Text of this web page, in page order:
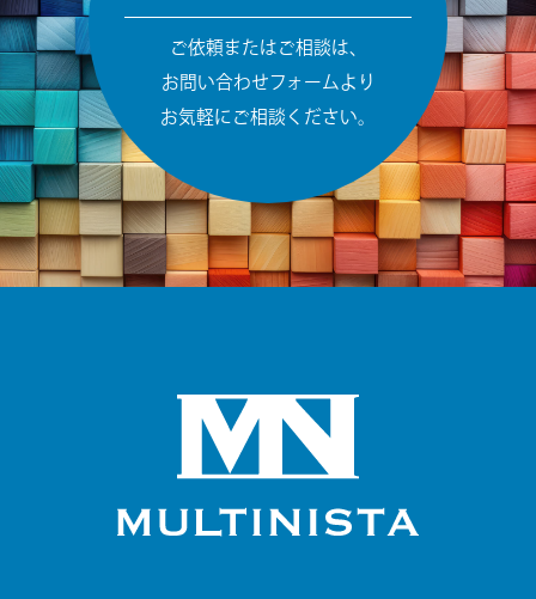
ご依頼またはご相談は、
お問い合わせフォームより
お気軽にご相談ください。